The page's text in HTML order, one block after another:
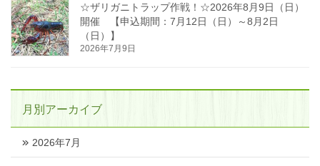
☆ザリガニトラップ作戦！☆2026年8月9日（日）
開催 【申込期間：7月12日（日）～8月2日
（日）】
2026年7月9日
月別アーカイブ
2026年7月